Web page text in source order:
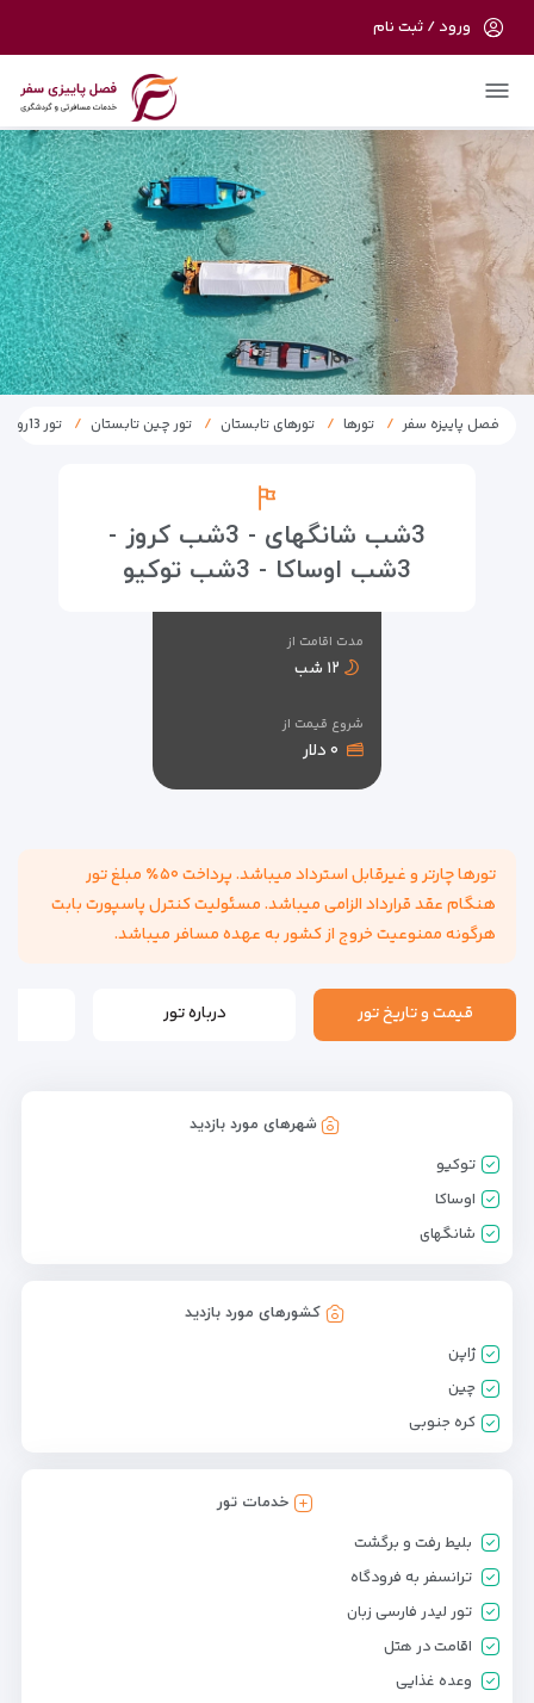
ورود / ثبت نام
در حال حاضر ارتباط با سرور قطع می باشد
لطفا دقایقی بعد مجددا تلاش کنید.
فصل پاییزه سفر تورها تورهای تابستان تور چین تابستان تور 13روز چین، کره جنوبی، ژاپن و سفر با کشتی کروز 1404
3شب شانگهای - 3شب کروز -
3شب اوساکا - 3شب توکیو
مدت اقامت از
۱۲ شب
شروع قیمت از
۰ دلار
تورها چارتر و غیرقابل استرداد میباشد. پرداخت ۵۰٪ مبلغ تور
هنگام عقد قرارداد الزامی میباشد. مسئولیت کنترل پاسپورت بابت
هرگونه ممنوعیت خروج از کشور به عهده مسافر میباشد.
قیمت و تاریخ تور درباره تور
شهرهای مورد بازدید
توکیو
اوساکا
شانگهای
کشورهای مورد بازدید
ژاپن
چین
کره جنوبی
خدمات تور
بلیط رفت و برگشت
ترانسفر به فرودگاه
تور لیدر فارسی زبان
اقامت در هتل
وعده غذایی